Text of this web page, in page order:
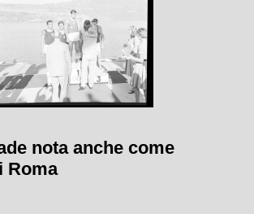
nota anche come
Roma